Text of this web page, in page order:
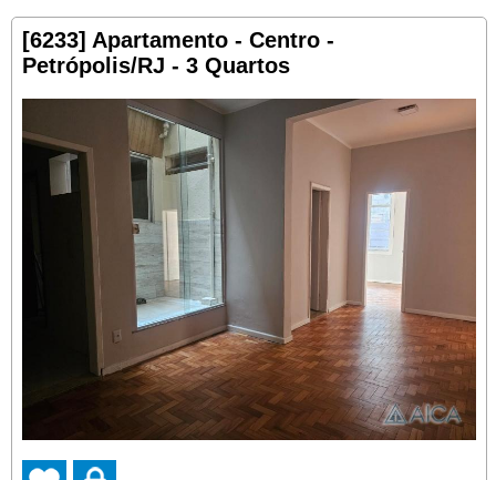
[6233] Apartamento - Centro -
Petrópolis/RJ - 3 Quartos